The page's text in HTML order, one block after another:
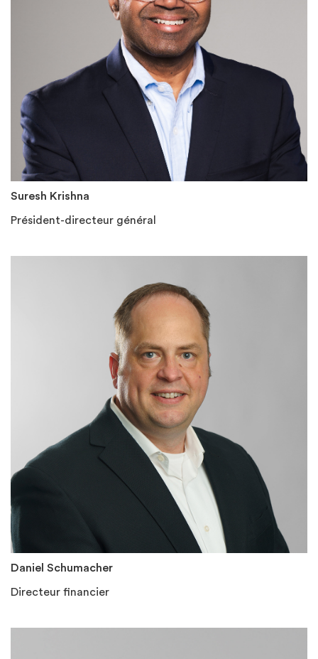
Suresh Krishna
Président-directeur général
Daniel Schumacher
Directeur financier